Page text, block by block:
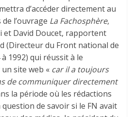
d’accéder directement au
l’ouvrage La Fachosphère,
et David Doucet, rapportent
(Directeur du Front national de
1992) qui réussit à le
site web « car il a toujours
de communiquer directement
la période où les rédactions
de savoir si le FN avait